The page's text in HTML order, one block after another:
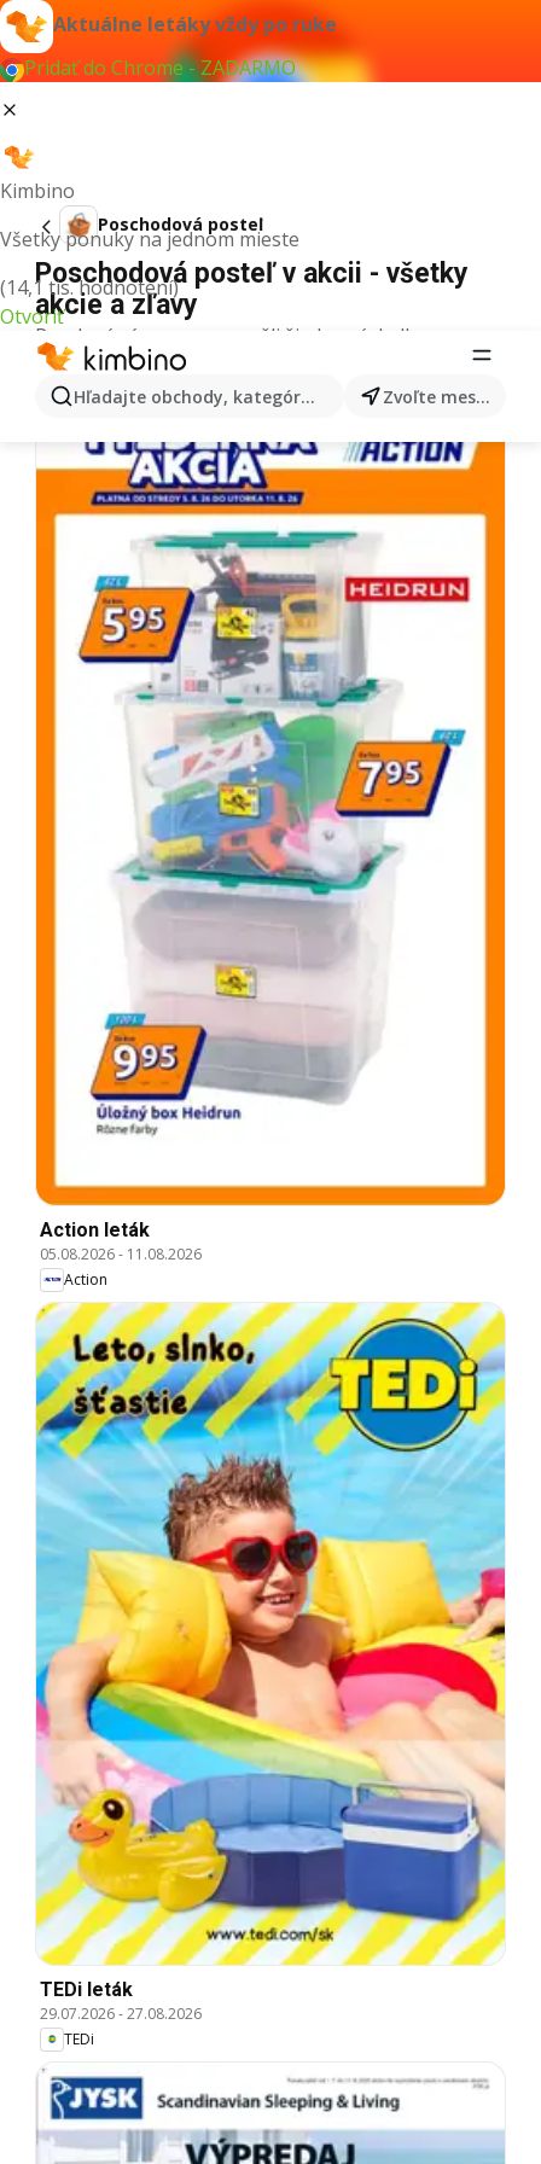
Aktuálne letáky vždy po ruke
Pridať do Chrome - ZADARMO
Kimbino
Všetky ponuky na jednom mieste
(14,1 tis. hodnotení)
Otvoriť
Hľadajte obchody, kategórie, produkty... Zvoľte mesto
Poschodová posteľ
Poschodová posteľ v akcii - všetky
akcie a zľavy
Pre daný výraz sme nenašli žiadne výsledky.
Ďalšie letáky z kategórie
Action leták
05.08.2026- 11.08.2026
Action
TEDi leták
29.07.2026-27.08.2026
TEDi